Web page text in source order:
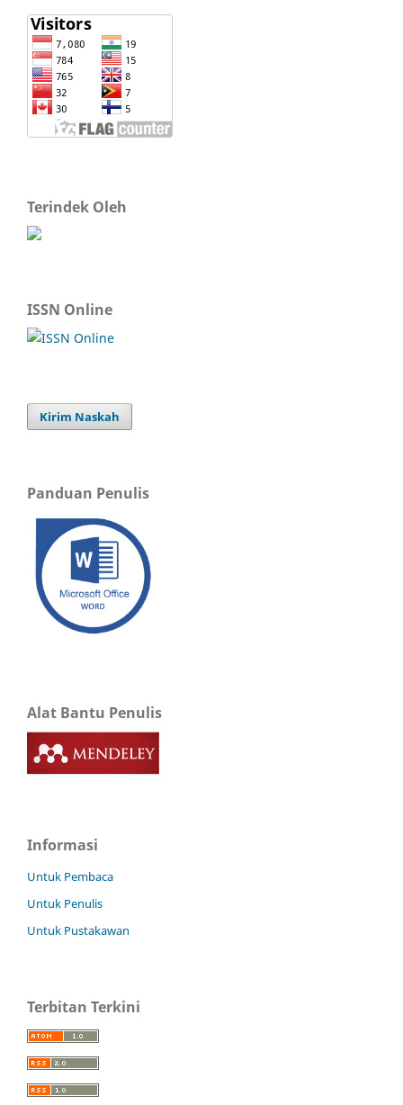
Terindek Oleh
ISSN Online
Kirim Naskah
Panduan Penulis
Alat Bantu Penulis
Informasi
Untuk Pembaca
Untuk Penulis
Untuk Pustakawan
Terbitan Terkini